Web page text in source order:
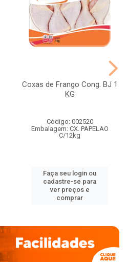
Coxas de Frango Cong. BJ 1
KG
Código: 002520
Embalagem: CX. PAPELAO
C/12kg
Faça seu login ou
cadastre-se para
ver preços e
comprar